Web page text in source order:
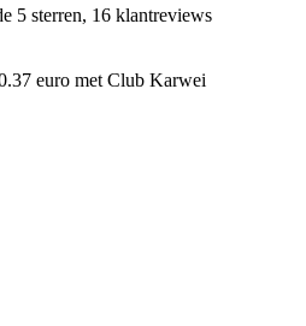
5 sterren, 16 klantreviews
euro met Club Karwei